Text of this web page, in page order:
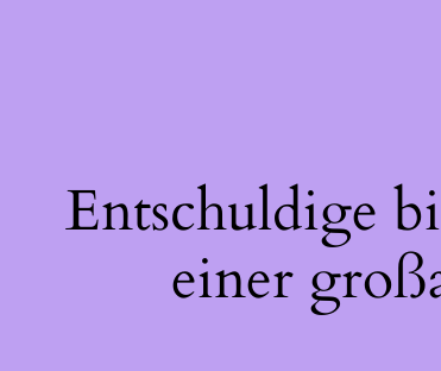
Entschuldige
einer